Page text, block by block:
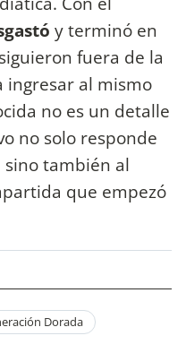
y terminó en
fuera de la
ingresar al mismo
no es un detalle
no solo responde
también al
que empezó
Dorada